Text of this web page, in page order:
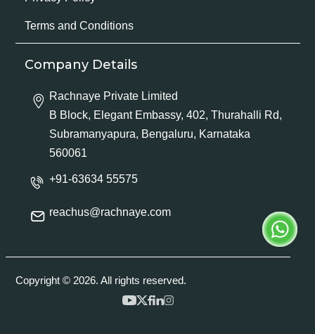
Terms and Conditions
Company Details
Rachnaye Private Limited
B Block, Elegant Embassy, 402, Thurahalli Rd,
Subramanyapura, Bengaluru, Karnataka
560061
+91-63634 55575
reachus@rachnaye.com
Copyright © 2026. All rights reserved.